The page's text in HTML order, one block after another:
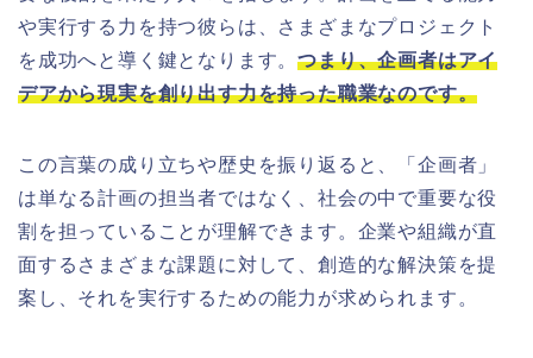
や実行する力を持つ彼らは、さまざまなプロジェクト
を成功へと導く鍵となります。つまり、企画者はアイ
デアから現実を創り出す力を持った職業なのです。
この言葉の成り立ちや歴史を振り返ると、「企画者」
は単なる計画の担当者ではなく、社会の中で重要な役
割を担っていることが理解できます。企業や組織が直
面するさまざまな課題に対して、創造的な解決策を提
案し、それを実行するための能力が求められます。